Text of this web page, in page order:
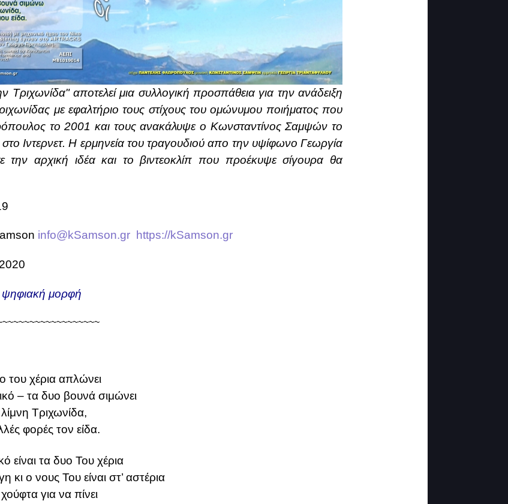
αποτελεί μια συλλογική προσπάθεια για την ανάδειξη
με εφαλτήριο τους στίχους του ομώνυμου ποιήματος που
το 2001 και τους ανακάλυψε ο Κωνσταντίνος Σαμψών το
Ιντερνετ. Η ερμηνεία του τραγουδιού απο την υψίφωνο Γεωργία
την αρχική ιδέα και το βιντεοκλίπ που προέκυψε σίγουρα θα
info@kSamson.gr https://kSamson.gr
2020
ψηφιακή μορφή
του χέρια απλώνει
– τα δυο βουνά σιμώνει
Τριχωνίδα,
φορές τον είδα.
είναι τα δυο Του χέρια
ο νους Του είναι στ’ αστέρια
για να πίνει